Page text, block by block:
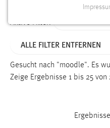
Aktive Filter:
ALLE FILTER ENTFERNEN
Gesucht nach "moodle". Es
Zeige Ergebnisse 1 bis 25 von
Funktionen und sind für
Einverständnis
cookie_consent